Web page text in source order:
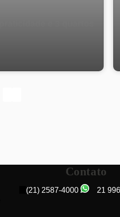
Contato
(21) 2587-4000 21